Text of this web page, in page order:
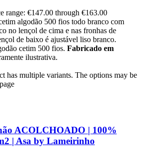
range: €147.00 through €163.00
algodão 500 fios todo branco com
no lençol de cima e nas fronhas de
de baixo é ajustável liso branco.
cetim 500 fios. Fabricado em
ilustrativa.
has multiple variants. The options may be
ACOLCHOADO | 100%
| Asa by Lameirinho